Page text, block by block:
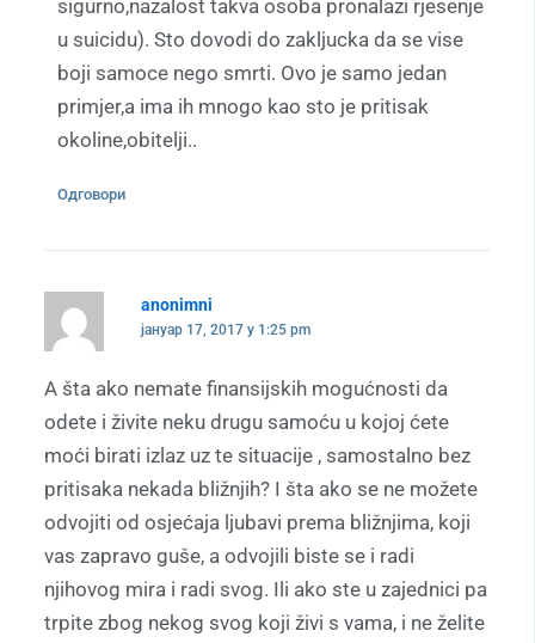
sigurno,nazalost takva osoba pronalazi rjesenje
u suicidu). Sto dovodi do zakljucka da se vise
boji samoce nego smrti. Ovo je samo jedan
primjer,a ima ih mnogo kao sto je pritisak
okoline,obitelji..
Одговори
anonimni
јануар 17, 2017 у 1:25 pm
A šta ako nemate finansijskih mogućnosti da
odete i živite neku drugu samoću u kojoj ćete
moći birati izlaz uz te situacije , samostalno bez
pritisaka nekada bližnjih? I šta ako se ne možete
odvojiti od osjećaja ljubavi prema bližnjima, koji
vas zapravo guše, a odvojili biste se i radi
njihovog mira i radi svog. Ili ako ste u zajednici pa
trpite zbog nekog svog koji živi s vama, i ne želite